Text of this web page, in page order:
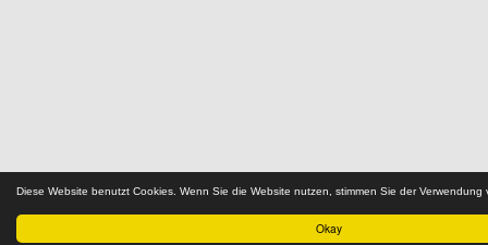
Okay
Diese Website benutzt Cookies. Wenn Sie die Website nutzen, stimmen Sie der